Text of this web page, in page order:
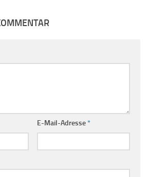
E-Mail-Adresse*